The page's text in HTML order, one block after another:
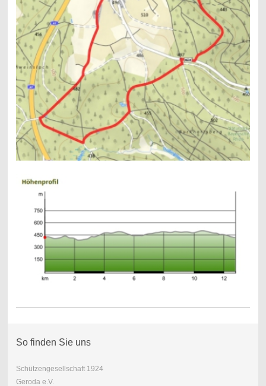
So finden Sie uns
Schützengesellschaft 1924
Geroda e.V.